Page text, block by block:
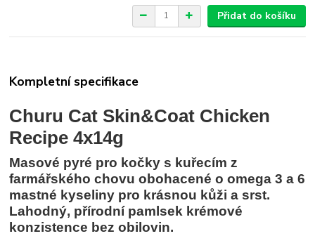
Přidat do košíku
Kompletní specifikace
Churu Cat Skin&Coat Chicken
Recipe 4x14g
Masové pyré pro kočky s kuřecím z
farmářského chovu obohacené o omega 3 a 6
mastné kyseliny pro krásnou kůži a srst.
Lahodný, přírodní pamlsek krémové
konzistence bez obilovin.